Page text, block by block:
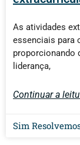
As atividades
essenciais para
proporcionando
liderança,
Continuar a
Sim